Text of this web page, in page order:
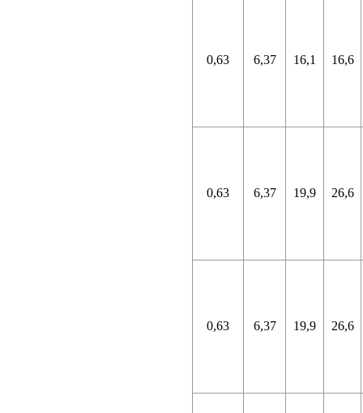
0,63 6,37 16,1 16,6
0,63 6,37 19,9 26,6
0,63 6,37 19,9 26,6